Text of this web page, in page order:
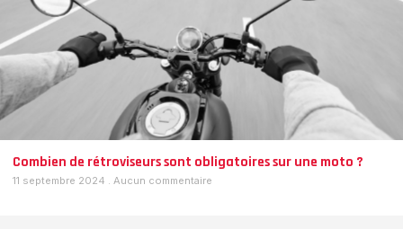
Combien de rétroviseurs sont obligatoires sur une moto ?
11 septembre 2024 Aucun commentaire